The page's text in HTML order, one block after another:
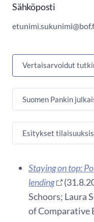
Sähköposti
Vertaisarvoidut
Suomen Pankin
Esitykset
Staying on top:
lending
Schoors; Laura
of Comparative